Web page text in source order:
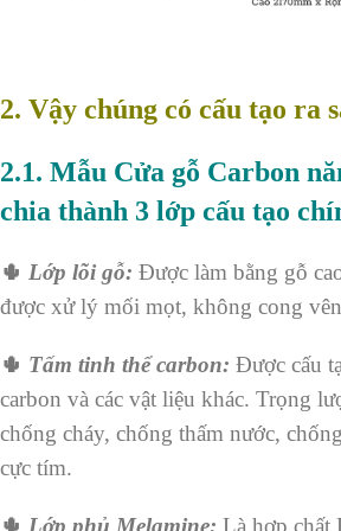
2. Vậy chúng có cấu tạo ra
2.1. Mẫu Cửa gỗ Carbon
chia thành 3 lớp cấu tạo
🌵 Lớp lõi gỗ: Được làm bằng gỗ
được xử lý mối mọt, không cong
🌵 Tấm tinh thể carbon: Được cấu
carbon và các vật liệu khác. Trọng
chống cháy, chống thấm nước,
cực tím.
🌵 Lớp phủ Melamine: Là hợp chất